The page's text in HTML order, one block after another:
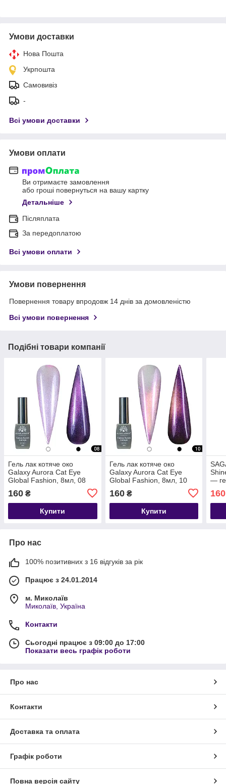
Умови доставки
Нова Пошта
Укрпошта
Самовивіз
-
Всі умови доставки
Умови оплати
Ви отримаєте замовлення
або гроші повернуться на вашу картку
Детальніше
Післяплата
За передоплатою
Всі умови оплати
Умови повернення
Повернення товару впродовж 14 днів за домовленістю
Всі умови повернення
Подібні товари компанії
Гель лак котяче око
Galaxy Aurora Cat Eye
Global Fashion, 8мл, 08
160 ₴
Купити
Гель лак котяче око
Galaxy Aurora Cat Eye
Global Fashion, 8мл, 10
160₴
Купити
—
160
Про нас
100% позитивних з 16 відгуків за рік
Працює з 24.01.2014
м. Миколаїв
Миколаїв, Україна
Контакти
Сьогодні працює з 09:00 до 17:00
Показати весь графік роботи
Про нас
Контакти
Доставка та оплата
Графік роботи
Повна версія сайту